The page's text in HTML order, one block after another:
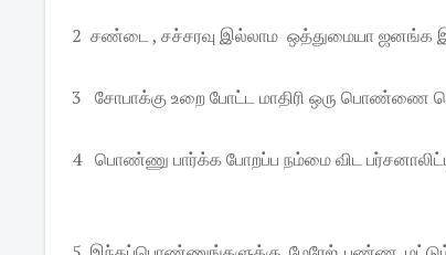
2 சண்டை , சச்சரவு இல்லாம ஒத்துமையா ஜனங்க
3 சோபாக்கு உறை போட்ட மாதிரி ஒரு பொண்ணை
4 பொண்ணு பார்க்க போறப்ப நம்மை விட